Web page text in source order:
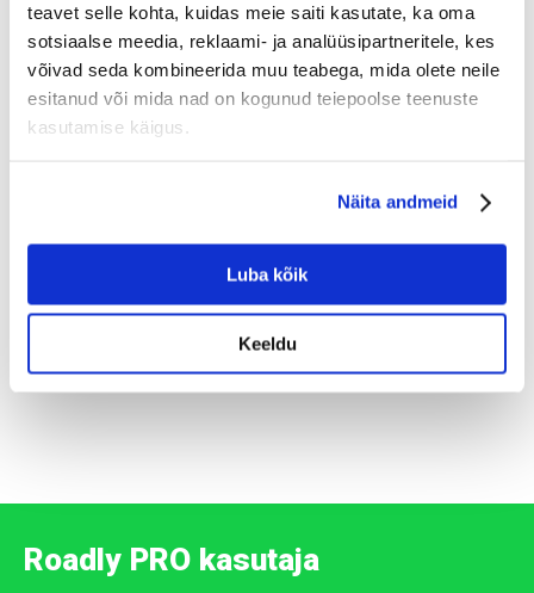
teavet selle kohta, kuidas meie saiti kasutate, ka oma
sotsiaalse meedia, reklaami- ja analüüsipartneritele, kes
võivad seda kombineerida muu teabega, mida olete neile
esitanud või mida nad on kogunud teiepoolse teenuste
kasutamise käigus.
Näita andmeid
Luba kõik
Keeldu
Roadly PRO kasutaja